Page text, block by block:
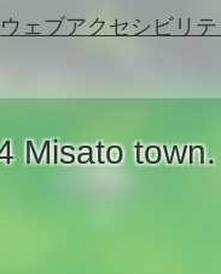
ウェブアクセシビリ
Misato